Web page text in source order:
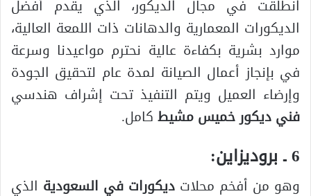
انطلقت في مجال الديكور، الذي يقدم أفضل
الديكورات المعمارية والدهانات ذات اللمعة العالية،
موارد بشرية بكفاءة عالية نحترم مواعيدنا وسرعة
في بإنجاز أعمال الصيانة لمدة عام لتحقيق الجودة
وإرضاء العميل ويتم التنفيذ تحت إشراف هندسي
فني ديكور خميس مشيطكامل.
6 ـ بروديزاين:
وهو من أفخم محلات ديكورات في السعودية الذي